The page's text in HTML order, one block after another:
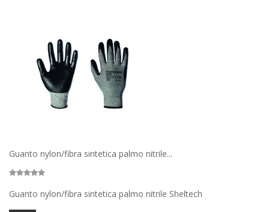
Guanto nylon/fibra sintetica palmo nitrile...
Guanto nylon/fibra sintetica palmo nitrile Sheltech